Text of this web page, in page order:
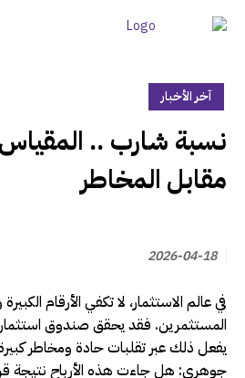
آخر الأخبار
‏نسبة شارب .. المقياس
مقابل المخاطر
2026-04-18
في عالم الاستثمار، لا تكفي الأرقام
المستثمرين. فقد يحقق صندوق
يفعل ذلك عبر تقلبات حادة ومخاطر
جوهري: هل جاءت هذه الأرباح نتيجة